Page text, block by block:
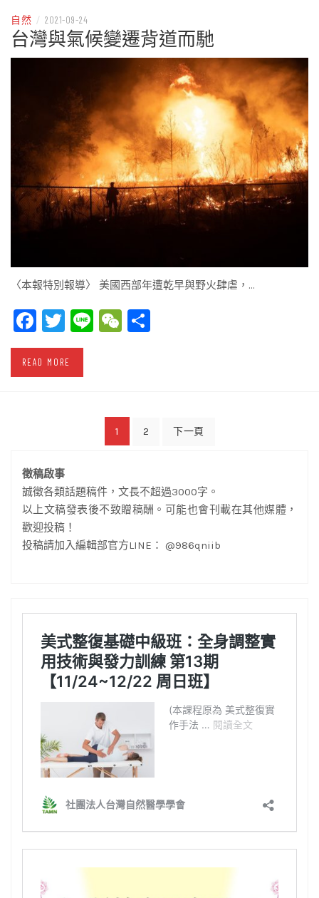
自然 / 2021-09-24
台灣與氣候變遷背道而馳
〈本報特別報導〉 美國西部年遭乾早與野火肆虐，…
Facebook
Twitter
LineWeChat
READ MORE
1 2 下一頁
徵稿啟事
誠徵各類話題稿件，文長不超過3000字。
以上文稿發表後不致贈稿酬。可能也會刊載在其他媒體，
歡迎投稿！
投稿請加入編輯部官方LINE： @986qniib